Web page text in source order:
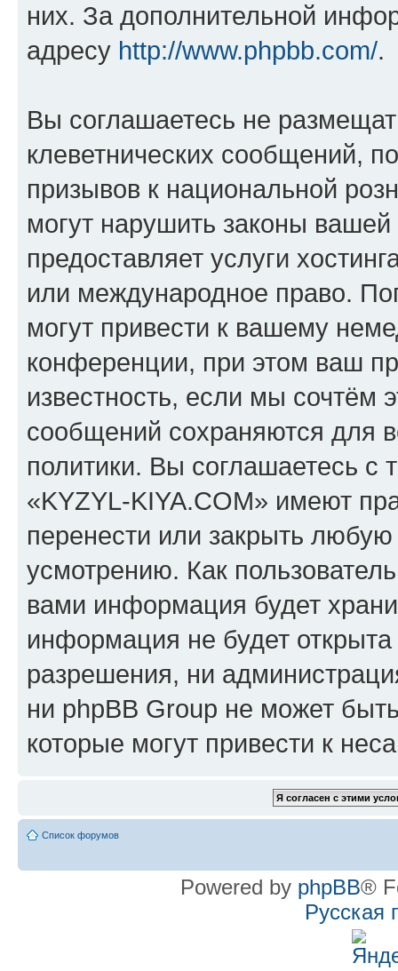
них. За дополнительной
адресу http://www.phpbb.com/.
Вы соглашаетесь не
клеветнических сообщений,
призывов к национальной
могут нарушить законы
предоставляет услуги
или международное право.
могут привести к вашему
конференции, при этом ваш
известность, если мы сочтём
сообщений сохраняются для
политики. Вы соглашаетесь
«KYZYL-KIYA.COM» имеют
перенести или закрыть
усмотрению. Как
вами информация будет
информация не будет
разрешения, ни
ни phpBB Group не может
которые могут привести к
Список форумов
Powered by phpBB®
Русская